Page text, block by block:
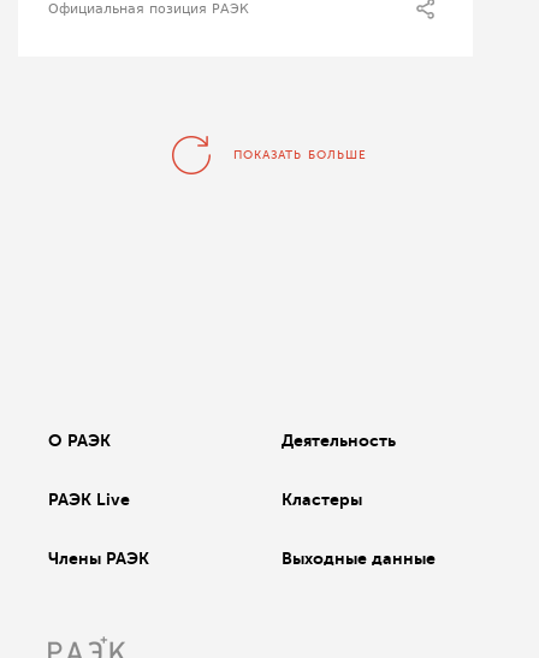
Официальная позиция РАЭК
ПОКАЗАТЬ БОЛЬШЕ
О РАЭК Деятельность
РАЭК Live Кластеры
Члены РАЭК Выходные данные